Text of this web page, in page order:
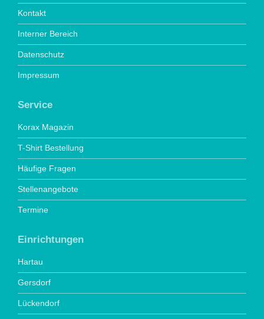
Kontakt
Interner Bereich
Datenschutz
Impressum
Service
Korax Magazin
T-Shirt Bestellung
Häufige Fragen
Stellenangebote
Termine
Einrichtungen
Hartau
Gersdorf
Lückendorf